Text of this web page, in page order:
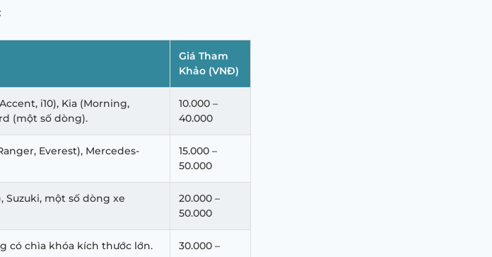
Giá Tham
Khảo (VNĐ)
i10), Kia (Morning,
(một số dòng).
10.000 –
40.000
Everest), Mercedes-
15.000 –
50.000
Suzuki, một số dòng xe
20.000 –
50.000
có chìa khóa kích thước lớn.
30.000 –